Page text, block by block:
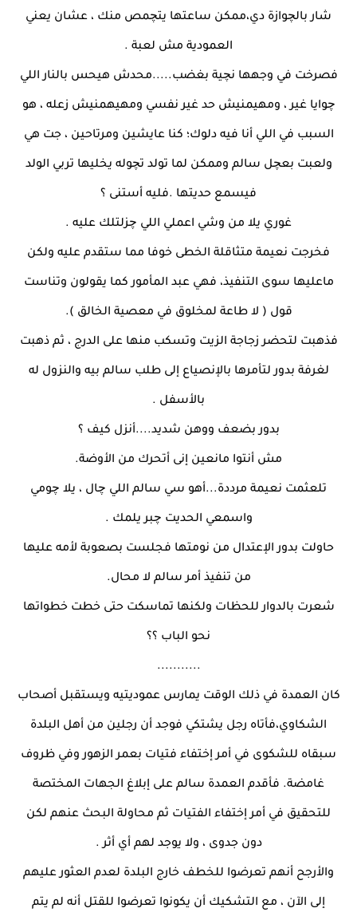
شار بالچوازة دي،ممكن ساعتها يتچمص منك ، عشان يعني
العمودية مش لعبة .
فصرخت في وجهها نچية بغضب.....محدش هيحس بالنار اللي
چوايا غير ، ومهيمنيش حد غير نفسي ومهيهمنيش زعله ، هو
السبب في اللي أنا فيه دلوك؛ كنا عايشين ومرتاحين ، جت هي
ولعبت بعچل سالم وممكن لما تولد تچوله يخليها تربي الولد
فيسمع حديتها .فليه أستنى ؟
غوري يلا من وشي اعملي اللي چزلتلك عليه .
فخرجت نعيمة متثاقلة الخطى خوفا مما ستقدم عليه ولكن
ماعليها سوى التنفيذ، فهي عبد المأمور كما يقولون وتناست
قول ( لا طاعة لمخلوق في معصية الخالق ).
فذهبت لتحضر زجاجة الزيت وتسكب منها على الدرج ، ثم ذهبت
لغرفة بدور لتأمرها بالإنصياع إلى طلب سالم بيه والنزول له
بالأسفل .
بدور بضعف ووهن شديد....أنزل كيف ؟
مش أنتوا مانعين إنى أتحرك من الأوضة.
تلعثمت نعيمة مرددة...أهو سي سالم اللي چال ، يلا چومي
واسمعي الحديت چبر يلمك .
حاولت بدور الإعتدال من نومتها فجلست بصعوبة لأمه عليها
من تنفيذ أمر سالم لا محال.
شعرت بالدوار للحظات ولكنها تماسكت حتى خطت خطواتها
نحو الباب ؟؟
...........
كان العمدة في ذلك الوقت يمارس عموديتيه ويستقبل أصحاب
الشكاوي،فأتاه رجل يشتكي فوجد أن رجلين من أهل البلدة
سبقاه للشكوى في أمر إختفاء فتيات بعمر الزهور وفي ظروف
غامضة. فأقدم العمدة سالم على إبلاغ الجهات المختصة
للتحقيق في أمر إختفاء الفتيات ثم محاولة البحث عنهم لكن
دون جدوى ، ولا يوجد لهم أي أثر .
والأرجح أنهم تعرضوا للخطف خارج البلدة لعدم العثور عليهم
إلى الآن ، مع التشكيك أن يكونوا تعرضوا للقتل أنه لم يتم